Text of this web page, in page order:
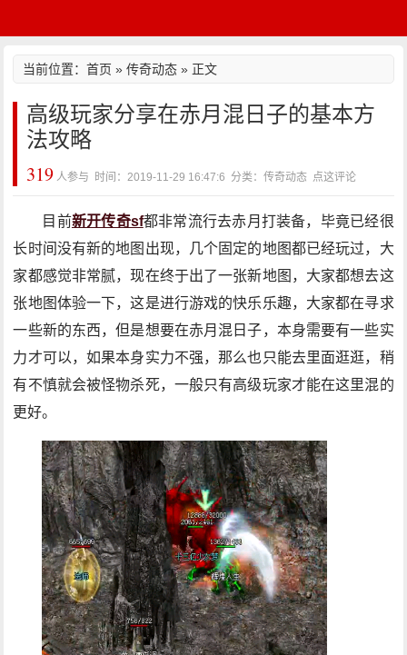
当前位置：首页 »传奇动态 » 正文
高级玩家分享在赤月混日子的基本方
法攻略
319 人参与 时间：2019-11-29 16:47:6 分类：传奇动态 点这评论
目前新开传奇sf都非常流行去赤月打装备，毕竟已经很
长时间没有新的地图出现，几个固定的地图都已经玩过，大
家都感觉非常腻，现在终于出了一张新地图，大家都想去这
张地图体验一下，这是进行游戏的快乐乐趣，大家都在寻求
一些新的东西，但是想要在赤月混日子，本身需要有一些实
力才可以，如果本身实力不强，那么也只能去里面逛逛，稍
有不慎就会被怪物杀死，一般只有高级玩家才能在这里混的
更好。